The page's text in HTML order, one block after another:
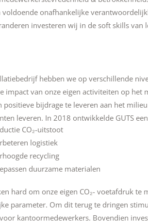
voldoende onafhankelijke
investeren wij in de soft skills
hebben we op verschillende
impact van onze eigen activiteiten op
positieve bijdrage te leveren aan het
leveren. In 2018 ontwikkelde GUTS
CO₂-uitstoot
logistiek
recycling
duurzame materialen
hard om onze eigen CO₂- voetafdruk
parameter. Om dit terug te dringen
kantoormedewerkers. Bovendien